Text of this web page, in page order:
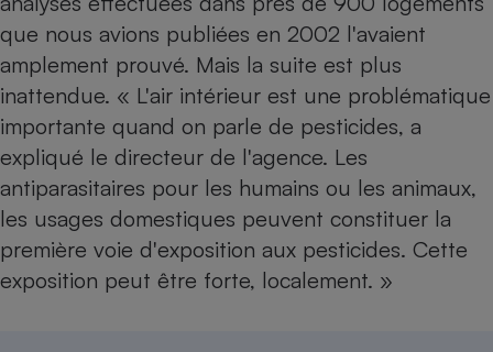
que nous avions publiées en 2002 l'avaient
amplement prouvé. Mais la suite est plus
inattendue. « L'air intérieur est une problématique
importante quand on parle de pesticides, a
expliqué le directeur de l'agence. Les
antiparasitaires pour les humains ou les animaux,
les usages domestiques peuvent constituer la
première voie d'exposition aux pesticides. Cette
exposition peut être forte, localement. »
alimentaire
bouteille
Assurance emprunteur
Banque
Lave-linge
Téléviseur
Mutuelle
Antimoustique